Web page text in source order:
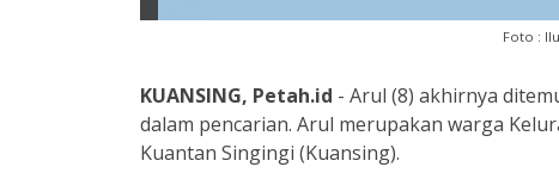
Foto :
KUANSING, Petah.id - Arul (8) akhirnya
dalam pencarian. Arul merupakan warga
Kuantan Singingi (Kuansing).